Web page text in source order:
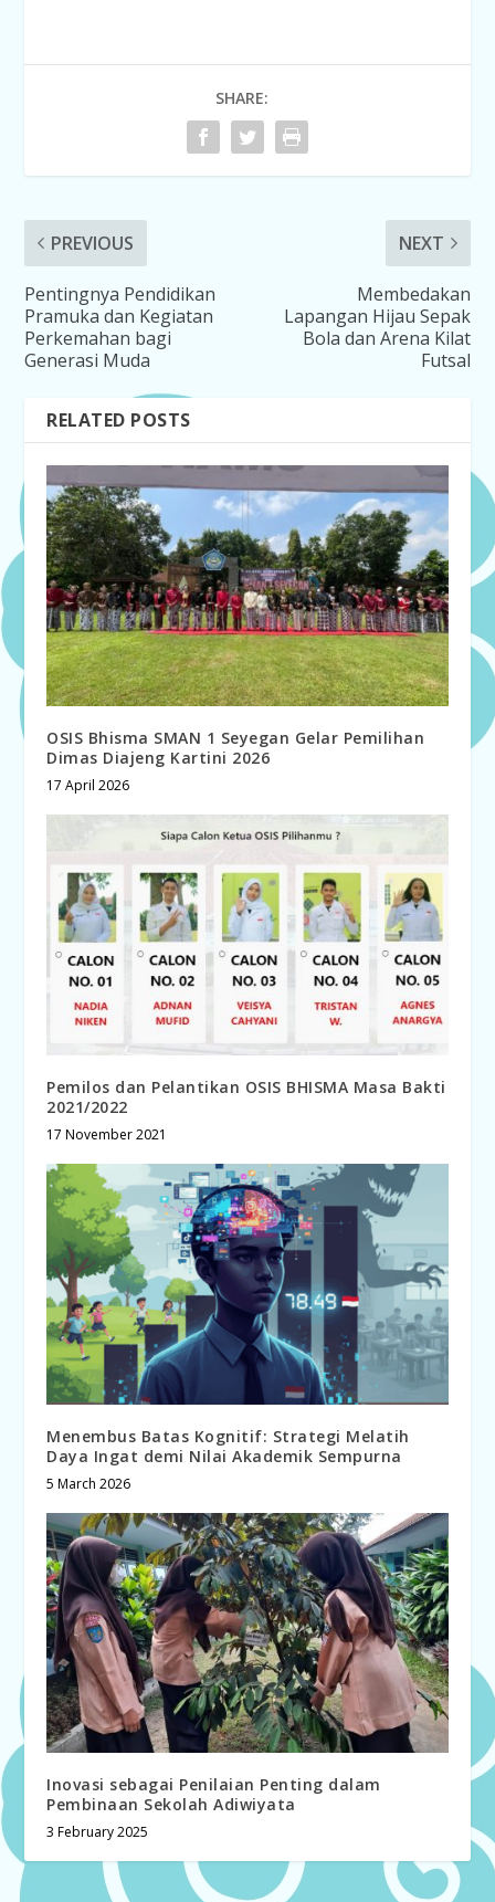
SHARE:
PREVIOUS
Pentingnya Pendidikan
Pramuka dan Kegiatan
Perkemahan bagi
Generasi Muda
NEXT
Membedakan
Lapangan Hijau Sepak
Bola dan Arena Kilat
Futsal
RELATED POSTS
OSIS Bhisma SMAN 1 Seyegan Gelar Pemilihan
Dimas Diajeng Kartini 2026
17 April 2026
Pemilos dan Pelantikan OSIS BHISMA Masa Bakti
2021/2022
17 November 2021
Menembus Batas Kognitif: Strategi Melatih
Daya Ingat demi Nilai Akademik Sempurna
5 March 2026
Inovasi sebagai Penilaian Penting dalam
Pembinaan Sekolah Adiwiyata
3 February 2025